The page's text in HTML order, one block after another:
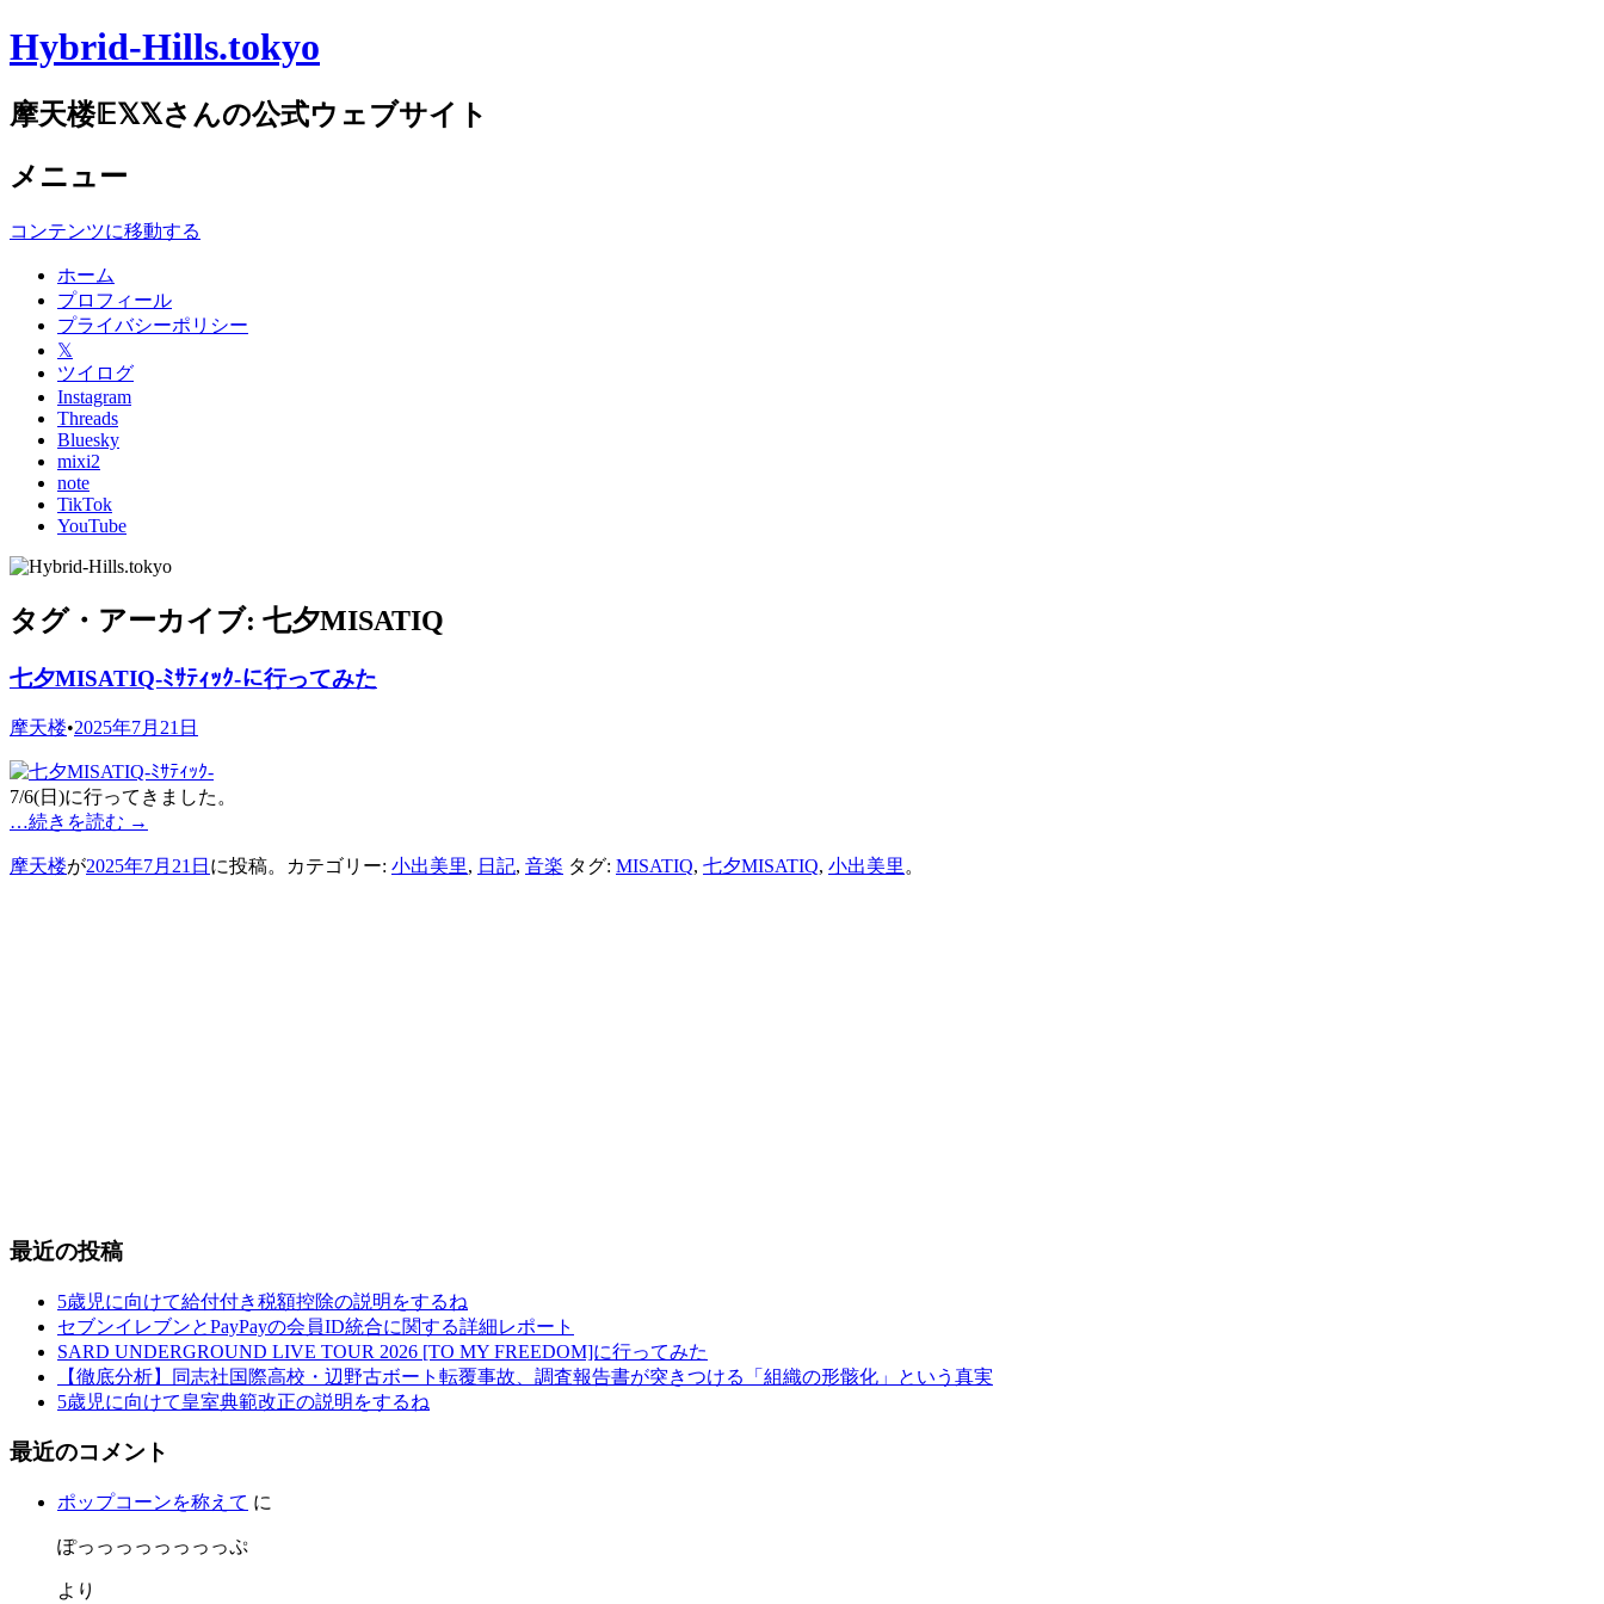
Hybrid-Hills.tokyo
摩天楼𝔼𝕏𝕏さんの公式ウェブサイト
メニュー
コンテンツに移動する
ホーム
プロフィール
プライバシーポリシー
𝕏
ツイログ
Instagram
Threads
Bluesky
mixi2
note
TikTok
YouTube
タグ・アーカイブ: 七夕MISATIQ
七夕MISATIQ-ﾐｻﾃｨｯｸ-に行ってみた
摩天楼•2025年7月21日
7/6(日)に行ってきました。
…続きを読む →
摩天楼が2025年7月21日 に投稿。カテゴリー: 小出美里, 日記, 音楽 タグ: MISATIQ, 七夕MISATIQ, 小出美里 。
最近の投稿
5歳児に向けて給付付き税額控除の説明をするね
セブンイレブンとPayPayの会員ID統合に関する詳細レポート
SARD UNDERGROUND LIVE TOUR 2026 [TO MY FREEDOM]に行ってみた
【徹底分析】同志社国際高校・辺野古ボート転覆事故、調査報告書が突きつける「組織の形骸化」という真実
5歳児に向けて皇室典範改正の説明をするね
最近のコメント
ポップコーンを称えて に
ぽっっっっっっっっぷ
より